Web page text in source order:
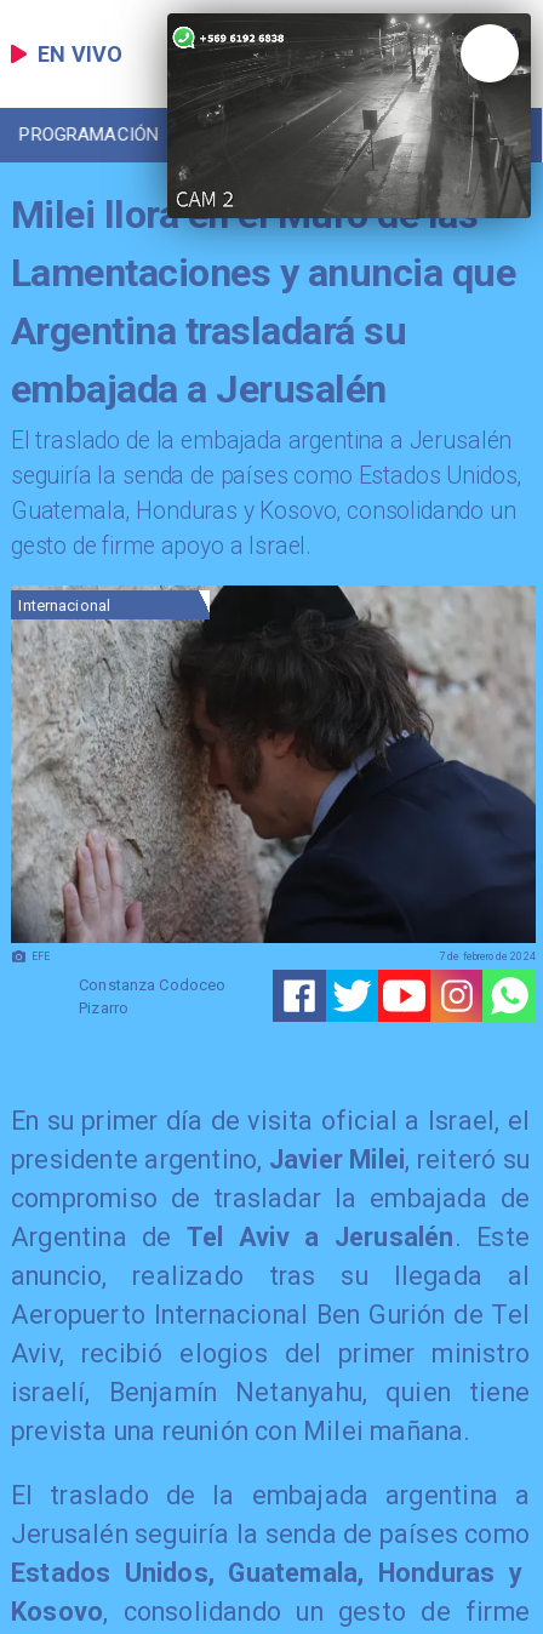
EN VIVO
PROGRAMACIÓN LOCAL DEPORTES
Milei llora en el Muro de las
Lamentaciones y anuncia que
Argentina trasladará su
embajada a Jerusalén
​​El traslado de la embajada argentina a Jerusalén
seguiría la senda de países como Estados Unidos,
Guatemala, Honduras y Kosovo, consolidando un
gesto de firme apoyo a Israel.
EFE
Internacional
Constanza Codoceo
Pizarro
7 de febrero de 2024
​En su primer día de visita oficial a Israel, el
presidente argentino, Javier Milei, reiteró su
compromiso de trasladar la embajada de
Argentina de Tel Aviv a Jerusalén. Este
anuncio, realizado tras su llegada al
Aeropuerto Internacional Ben Gurión de Tel
Aviv, recibió elogios del primer ministro
israelí, Benjamín Netanyahu, quien tiene
prevista una reunión con Milei mañana.
​El traslado de la embajada argentina a
Jerusalén seguiría la senda de países como
Estados Unidos, Guatemala, Honduras y
Kosovo, consolidando un gesto de firme